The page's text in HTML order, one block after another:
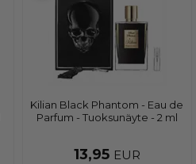
Kilian Black Phantom - Eau de
Parfum - Tuoksunäyte - 2 ml
13,95 EUR